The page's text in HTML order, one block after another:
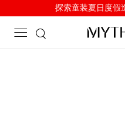
探索童装夏日度假